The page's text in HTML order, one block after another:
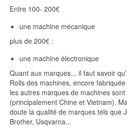
Entre 100- 200€
une machine mécanique
plus de 200€ :
une machine électronique
Quant aux marques... il faut savoir
Rolls des machines, encore
les autres marques de machines
(principalement Chine et Vietnam).
doute la qualité de marques tels que
Brother, Usqvarna...